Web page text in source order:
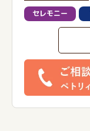
セレモニー